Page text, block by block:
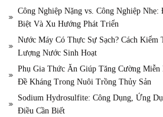
Công Nghiệp Nặng vs. Công Nghiệp Nhẹ:
Biệt Và Xu Hướng Phát Triển
Nước Máy Có Thực Sự Sạch? Cách Kiểm
Lượng Nước Sinh Hoạt
Phụ Gia Thức Ăn Giúp Tăng Cường Miễn
Đề Kháng Trong Nuôi Trồng Thủy Sản
Sodium Hydrosulfite: Công Dụng, Ứng
Điều Cần Biết